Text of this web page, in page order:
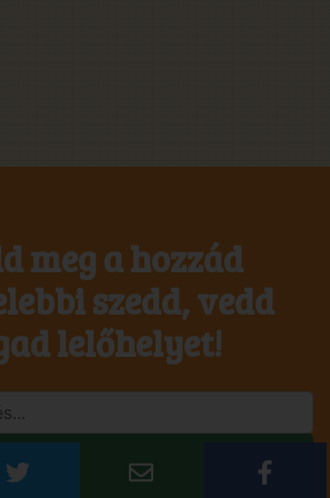
meg a hozzád
szedd, vedd
lelőhelyet!